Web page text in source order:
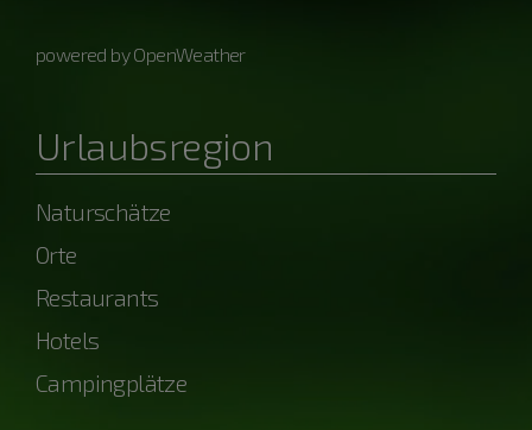
powered by OpenWeather
Urlaubsregion
Naturschätze
Orte
Restaurants
Hotels
Campingplätze